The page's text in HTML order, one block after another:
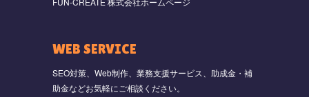
WEB SERVICE
SEO対策、Web制作、業務支援サービス、助成金・補
助金などお気軽にご相談ください。